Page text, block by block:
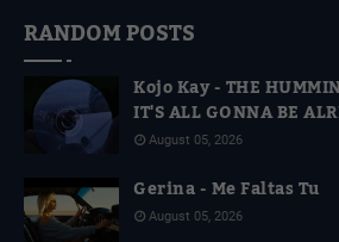
RANDOM POSTS
Kojo Kay - THE
IT'S ALL GONNA BE
August 05, 2026
Gerina - Me Faltas Tu
August 05, 2026